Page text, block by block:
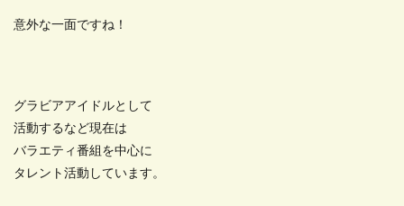
意外な一面ですね！
グラビアアイドルとして
活動するなど現在は
バラエティ番組を中心に
タレント活動しています。